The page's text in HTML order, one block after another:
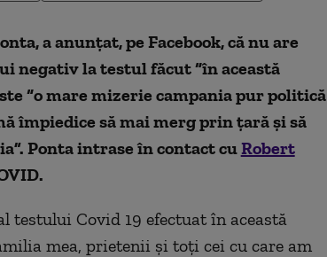
a anunțat, pe Facebook, că nu are
negativ la testul făcut “în această
“o mare mizerie campania pur politică
împiedice să mai merg prin țară și să
Ponta intrase în contact cuRobert
testului Covid 19 efectuat în această
mea, prietenii și toți cei cu care am